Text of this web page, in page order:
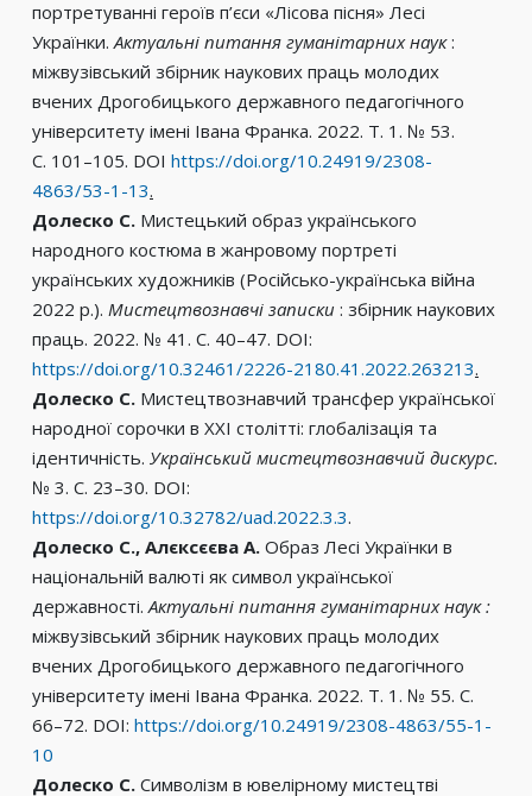
портретуванні героїв п’єси «Лісова пісня» Лесі
Українки.Актуальні питання гуманітарних наук:
міжвузівський збірник наукових праць молодих
вчених Дрогобицького державного педагогічного
університету імені Івана Франка. 2022. Т. 1. № 53.
С. 101–105. DOI https://doi.org/10.24919/2308-
4863/53-1-13.
Долеско С. Мистецький образ українського
народного костюма в жанровому портреті
українських художників (Російсько-українська війна
2022 р.). Мистецтвознавчі записки : збірник наукових
праць. 2022. № 41. С. 40–47. DOI:
https://doi.org/10.32461/2226-2180.41.2022.263213.
Долеско С. Мистецтвознавчий трансфер української
народної сорочки в XXI столітті: глобалізація та
ідентичність. Український мистецтвознавчий дискурс.
№ 3. С. 23–30. DOI:
https://doi.org/10.32782/uad.2022.3.3.
Долеско С., Алєксєєва А. Образ Лесі Українки в
національній валюті як символ української
державності.Актуальні питання гуманітарних наук :
міжвузівський збірник наукових праць молодих
вчених Дрогобицького державного педагогічного
університету імені Івана Франка. 2022. Т. 1. № 55. С.
66–72. DOI: https://doi.org/10.24919/2308-4863/55-1-
10
Долеско С. Символізм в ювелірному мистецтві